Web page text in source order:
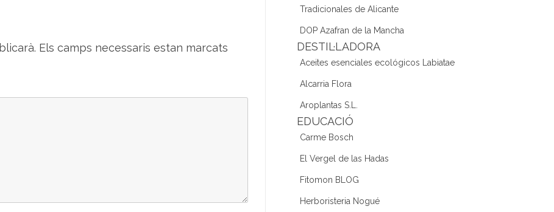
Els camps necessaris estan marcats
Tradicionales de Alicante
DOP Azafran de la Mancha
DESTIL·LADORA
Aceites esenciales ecológicos Labiatae
Alcarria Flora
Aroplantas S.L.
EDUCACIÓ
Carme Bosch
El Vergel de las Hadas
Fitomon BLOG
Herboristeria Nogué